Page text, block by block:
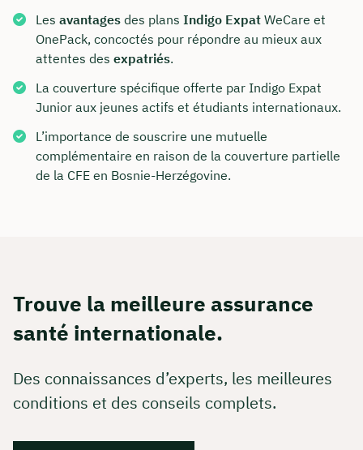
Les avantages des plans Indigo Expat WeCare et
OnePack, concoctés pour répondre au mieux aux
attentes des expatriés.
La couverture spécifique offerte par Indigo Expat
Junior aux jeunes actifs et étudiants internationaux.
L’importance de souscrire une mutuelle
complémentaire en raison de la couverture partielle
de la CFE en Bosnie-Herzégovine.
Trouve la meilleure assurance
santé internationale.
Des connaissances d’experts, les meilleures
conditions et des conseils complets.